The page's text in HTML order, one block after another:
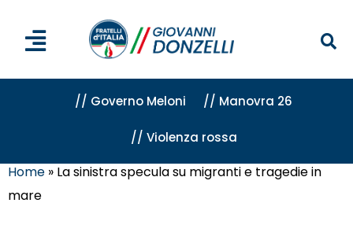
// Governo Meloni // Manovra 26
// Violenza rossa
Home » La sinistra specula su migranti e tragedie in
mare